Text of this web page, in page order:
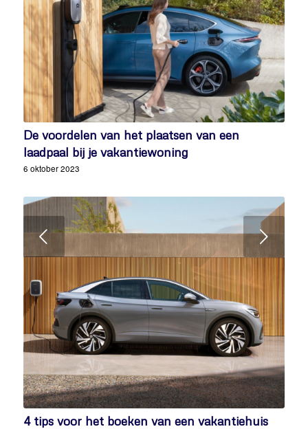
De voordelen van het plaatsen van een
laadpaal bij je vakantiewoning
6 oktober 2023
4 tips voor het boeken van een vakantiehuis
Volgende